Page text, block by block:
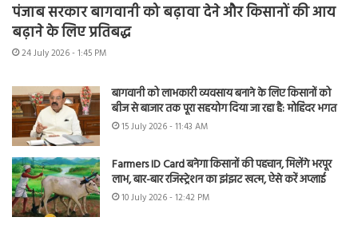
पंजाब सरकार बागवानी को बढ़ावा देने और किसानों की आय
बढ़ाने के लिए प्रतिबद्ध
24 July 2026 - 1:45 PM
बागवानी को लाभकारी व्यवसाय बनाने के लिए किसानों को
बीज से बाजार तक पूरा सहयोग दिया जा रहा है: मोहिंदर भगत
15 July 2026 - 11:43 AM
Farmers ID Card बनेगा किसानों की पहचान, मिलेंगे भरपूर
लाभ, बार-बार रजिस्ट्रेशन का झंझट खत्म, ऐसे करें अप्लाई
10 July 2026 - 12:42 PM